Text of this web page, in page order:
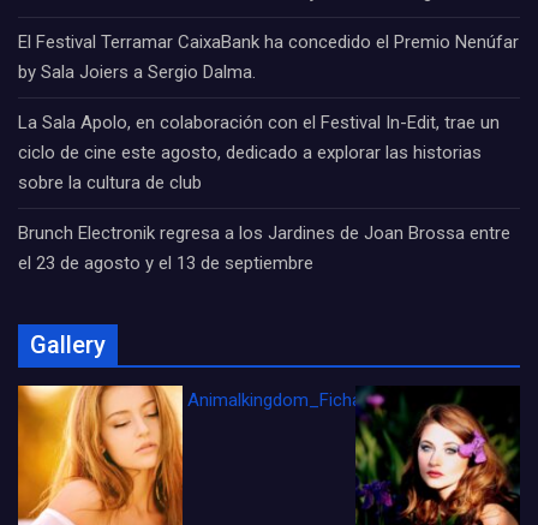
El Festival Terramar CaixaBank ha concedido el Premio Nenúfar
by Sala Joiers a Sergio Dalma.
La Sala Apolo, en colaboración con el Festival In-Edit, trae un
ciclo de cine este agosto, dedicado a explorar las historias
sobre la cultura de club
Brunch Electronik regresa a los Jardines de Joan Brossa entre
el 23 de agosto y el 13 de septiembre
Gallery
Animalkingdom_FichaCine